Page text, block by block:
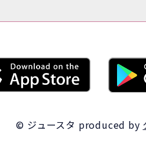
© ジュースタ produced by